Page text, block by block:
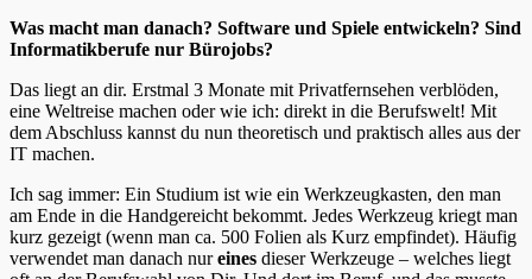
Was macht man danach? Software und Spiele entwickeln? Sind
Informatikberufe nur Bürojobs?
Das liegt an dir. Erstmal 3 Monate mit Privatfernsehen verblöden,
eine Weltreise machen oder wie ich: direkt in die Berufswelt! Mit
dem Abschluss kannst du nun theoretisch und praktisch alles aus der
IT machen.
Ich sag immer: Ein Studium ist wie ein Werkzeugkasten, den man
am Ende in die Handgereicht bekommt. Jedes Werkzeug kriegt man
kurz gezeigt (wenn man ca. 500 Folien als Kurz empfindet). Häufig
verwendet man danach nureines dieser Werkzeuge – welches liegt